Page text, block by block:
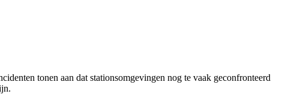
tonen aan dat stationsomgevingen nog te vaak geconfronteerd